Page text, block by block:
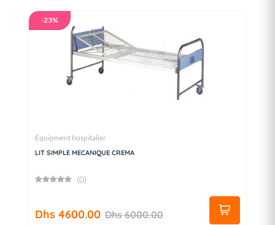
-23%
Équipment hospitalier
LIT SIMPLE MECANIQUE CREMA
(0)
Dhs 4600.00 Dhs 6000.00